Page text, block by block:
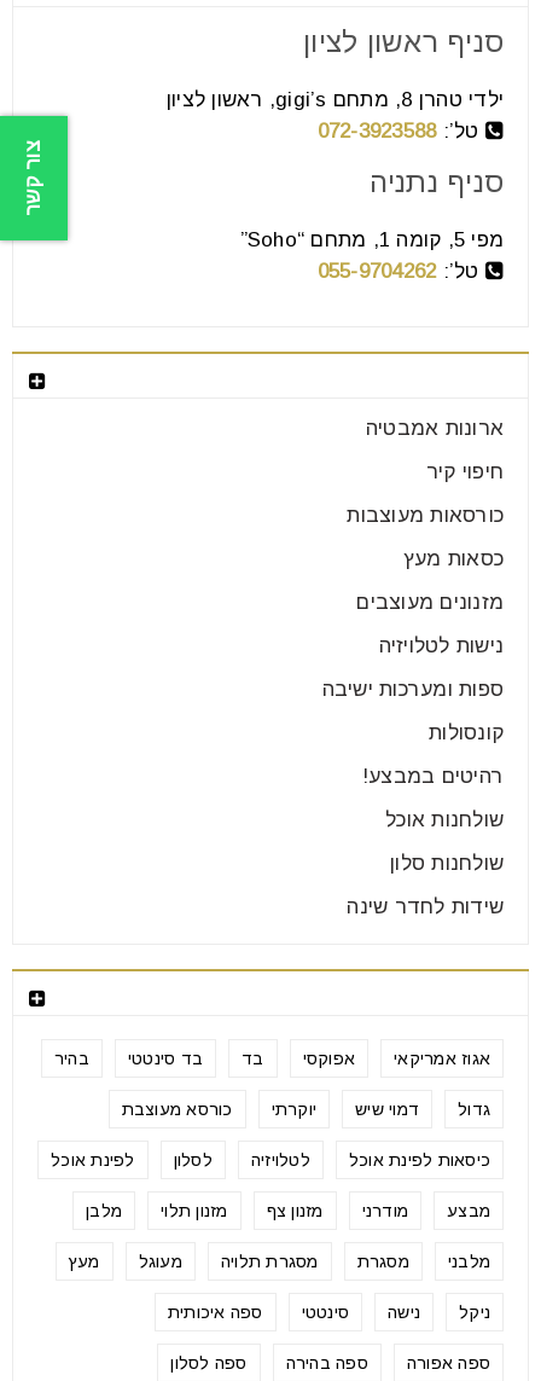
סניף ראשון לציון
ילדי טהרן 8, מתחם gigi’s, ראשון לציון
טל’:072-3923588
סניף נתניה
מפי 5, קומה 1, מתחם “Soho”
טל’:055-9704262
ארונות אמבטיה
חיפוי קיר
כורסאות מעוצבות
כסאות מעץ
מזנונים מעוצבים
נישות לטלויזיה
ספות ומערכות ישיבה
קונסולות
רהיטים במבצע!
שולחנות אוכל
שולחנות סלון
שידות לחדר שינה
אגוז אמריקאי אפוקסי בד בד סינטטי בהיר
גדול דמוי שיש יוקרתי כורסא מעוצבת
כיסאות לפינת אוכל לטלויזיה לסלון לפינת אוכל
מבצע מודרני מזנון צף מזנון תלוי מלבן
מלבני מסגרת מסגרת תלויה מעוגל מעץ
ניקל נישה סינטטי ספה איכותית
ספה אפורה ספה בהירה ספה לסלון
צור קשר